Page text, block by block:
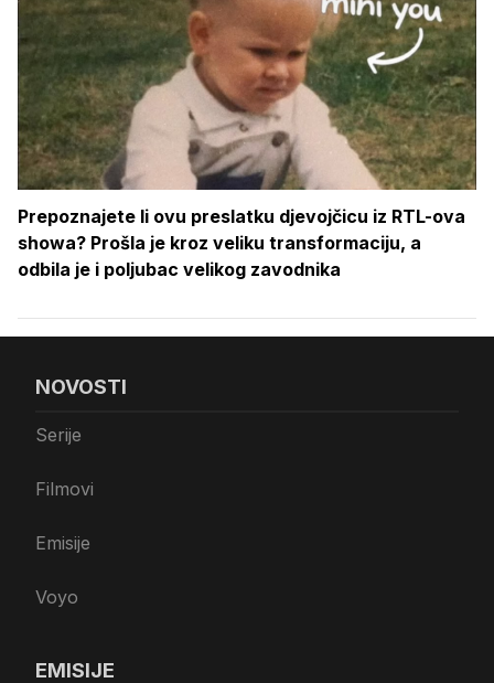
Prepoznajete li ovu preslatku djevojčicu iz RTL-ova
showa? Prošla je kroz veliku transformaciju, a
odbila je i poljubac velikog zavodnika
NOVOSTI
Serije
Filmovi
Emisije
Voyo
EMISIJE